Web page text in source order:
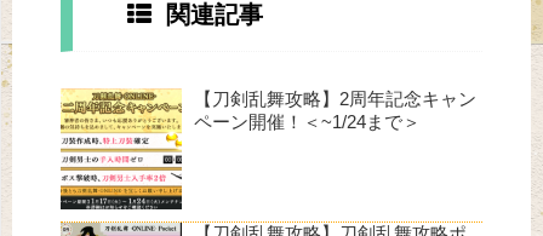
関連記事
【刀剣乱舞攻略】2周年記念キャン
ペーン開催！＜~1/24まで＞